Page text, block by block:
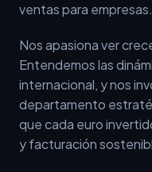
ventas para empresas.
Nos apasiona ver
Entendemos las
internacional, y nos
departamento
que cada euro
y facturación